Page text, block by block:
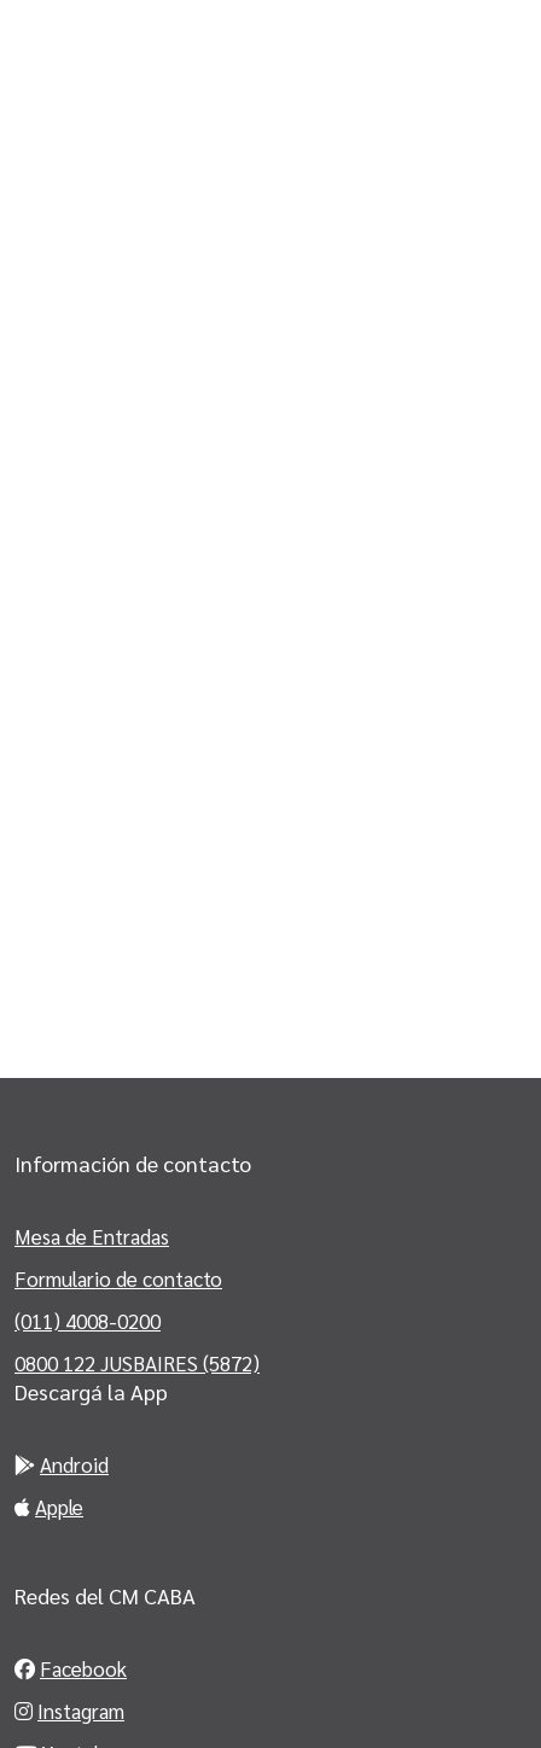
Información de contacto
Mesa de Entradas
Formulario de contacto
(011) 4008-0200
0800 122 JUSBAIRES (5872)
Descargá la App
Android
Apple
Redes del CM CABA
Facebook
Instagram